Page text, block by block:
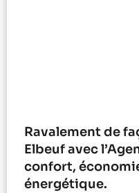
Ravalement de
Elbeuf avec
confort,
énergétique.